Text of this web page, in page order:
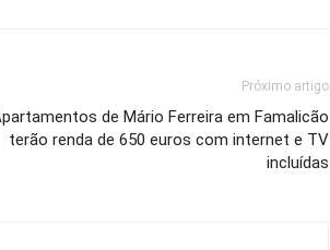
Próximo artigo
de Mário Ferreira em Famalicão
terão renda de 650 euros com internet e TV
incluídas